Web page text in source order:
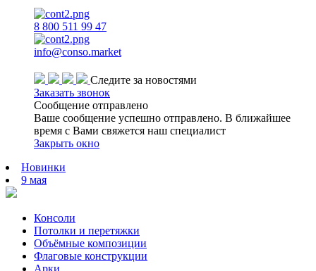
8 800 511 99 47
info@conso.market
Следите за новостями
Заказать звонок
Сообщение отправлено
Ваше сообщение успешно отправлено. В ближайшее
время с Вами свяжется наш специалист
Закрыть окно
Новинки
9 мая
Консоли
Потолки и перетяжки
Объёмные композиции
Флаговые конструкции
Арки